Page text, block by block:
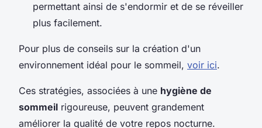
permettant ainsi de s'endormir et de se réveiller
plus facilement.
Pour plus de conseils sur la création d'un
environnement idéal pour le sommeil, voir ici.
Ces stratégies, associées à une hygiène de
sommeil rigoureuse, peuvent grandement
améliorer la qualité de votre repos nocturne.